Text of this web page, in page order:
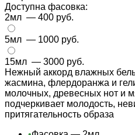
Доступна фасовка:
2мл — 400 руб.
5мл — 1000 руб.
15мл — 3000 руб.
Нежный аккорд влажных
жасмина, флердоранжа и
молочных, древесных нот и
подчеркивает молодость,
притягательность образа